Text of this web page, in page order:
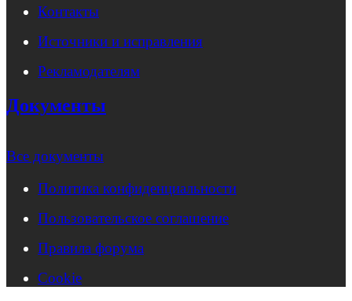
Контакты
Источники и исправления
Рекламодателям
Документы
Все документы
Политика конфиденциальности
Пользовательское соглашение
Правила форума
Cookie